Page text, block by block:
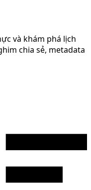
và khám phá lịch
chia sẻ, metadata